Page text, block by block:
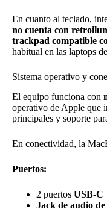
En cuanto al teclado,
no cuenta con
trackpad compatible
habitual en las laptops
Sistema operativo y
El equipo funciona con
operativo de Apple que
principales y soporte
En conectividad, la
Puertos:
2 puertos USB-C
Jack de audio